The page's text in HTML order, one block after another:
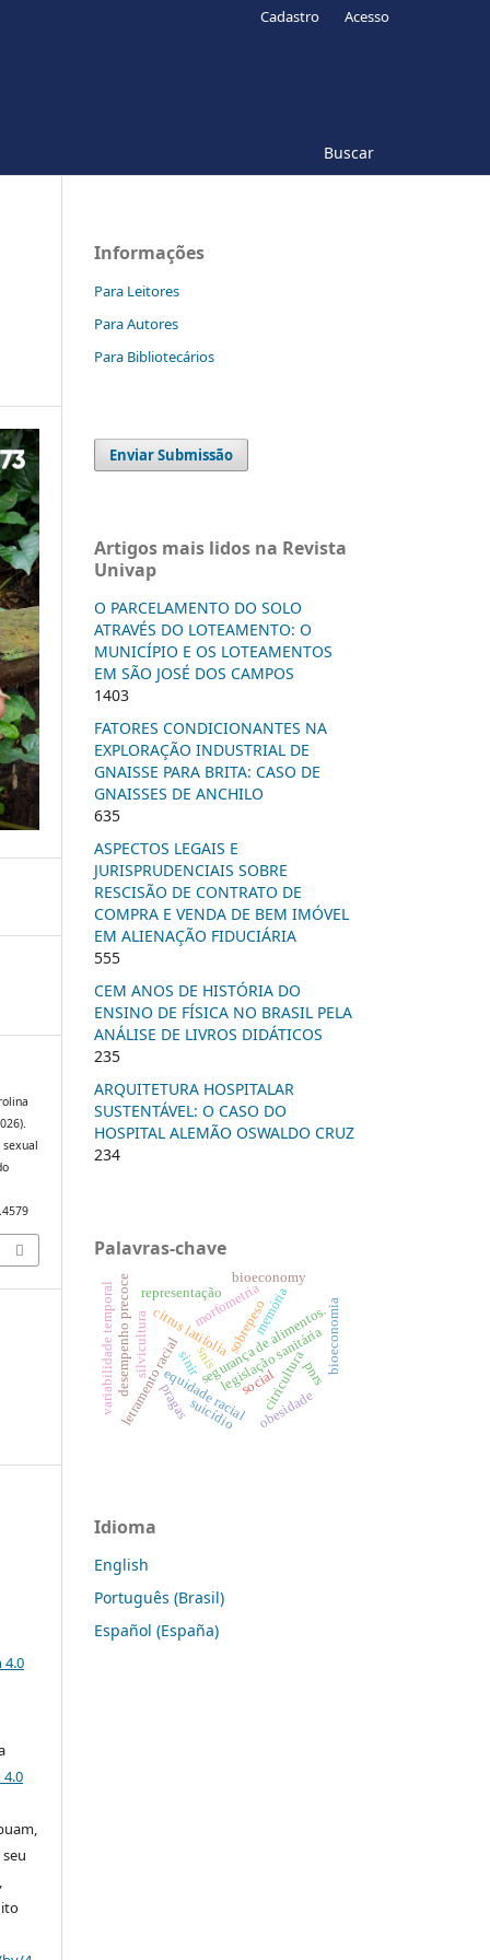
Buscar
Cadastro Acesso
4.0
Informações
Para Leitores
Para Autores
Para Bibliotecários
Enviar Submissão
Artigos mais lidos na Revista
Univap
O PARCELAMENTO DO SOLO
ATRAVÉS DO LOTEAMENTO: O
MUNICÍPIO E OS LOTEAMENTOS
EM SÃO JOSÉ DOS CAMPOS
1403
FATORES CONDICIONANTES NA
EXPLORAÇÃO INDUSTRIAL DE
GNAISSE PARA BRITA: CASO DE
GNAISSES DE ANCHILO
635
ASPECTOS LEGAIS E
JURISPRUDENCIAIS SOBRE
RESCISÃO DE CONTRATO DE
COMPRA E VENDA DE BEM IMÓVEL
EM ALIENAÇÃO FIDUCIÁRIA
555
CEM ANOS DE HISTÓRIA DO
ENSINO DE FÍSICA NO BRASIL PELA
ANÁLISE DE LIVROS DIDÁTICOS
235
ARQUITETURA HOSPITALAR
SUSTENTÁVEL: O CASO DO
HOSPITAL ALEMÃO OSWALDO CRUZ
234
Palavras-chave
equidade racial
letramento racial segurança de alimentos.
legislação sanitária
citrus latifolia
citricultura
desempenho precoce
pragas
morfometria
silvicultura sobrepeso
obesidade
variabilidade temporal
bioeconomy
bioeconomia
pnrs
snis
sinir
memória
representação
social
suicídio
Idioma
English
Português (Brasil)
Español (España)